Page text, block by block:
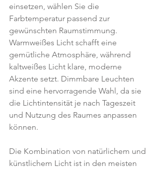
einsetzen, wählen Sie die
Farbtemperatur passend zur
gewünschten Raumstimmung.
Warmweißes Licht schafft eine
gemütliche Atmosphäre, während
kaltweißes Licht klare, moderne
Akzente setzt. Dimmbare Leuchten
sind eine hervorragende Wahl, da sie
die Lichtintensität je nach Tageszeit
und Nutzung des Raumes anpassen
können.
Die Kombination von natürlichem und
künstlichem Licht ist in den meisten